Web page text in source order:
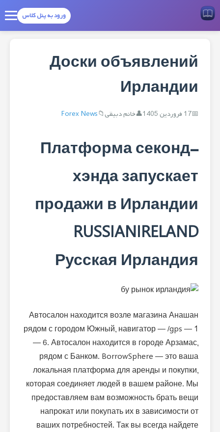
ورود به پنل کلاس
Доски объявлений
Ирландии
17 فروردین 1405 خانم دبیقی Forex News
Платформа секонд-
хэнда запускает
продажи в Ирландии
RUSSIANIRELAND
Русская Ирландия
Автосалон находится возле магазина Анашан
рядом с городом Южный, навигатор — /gps — 1
— 6. Автосалон находится в городе Арзамас,
рядом с Банком. BorrowSphere — это ваша
локальная платформа для аренды и покупки,
которая соединяет людей в вашем районе. Мы
предоставляем вам возможность брать вещи
напрокат или покупать их в зависимости от
ваших потребностей. Так вы всегда найдете